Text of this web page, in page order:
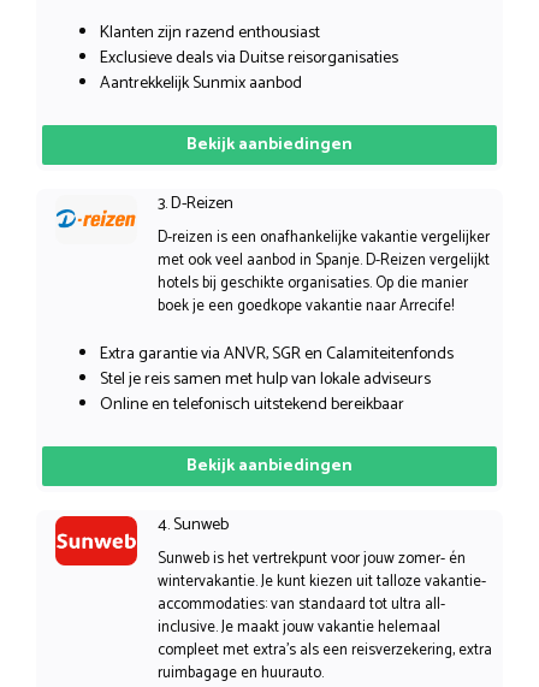
Klanten zijn razend enthousiast
Exclusieve deals via Duitse reisorganisaties
Aantrekkelijk Sunmix aanbod
Bekijk aanbiedingen
3. D-Reizen
D-reizen is een onafhankelijke vakantie vergelijker
met ook veel aanbod in Spanje. D-Reizen vergelijkt
hotels bij geschikte organisaties. Op die manier
boek je een goedkope vakantie naar Arrecife!
Extra garantie via ANVR, SGR en Calamiteitenfonds
Stel je reis samen met hulp van lokale adviseurs
Online en telefonisch uitstekend bereikbaar
Bekijk aanbiedingen
4. Sunweb
Sunweb is het vertrekpunt voor jouw zomer- én
wintervakantie. Je kunt kiezen uit talloze vakantie-
accommodaties: van standaard tot ultra all-
inclusive. Je maakt jouw vakantie helemaal
compleet met extra’s als een reisverzekering, extra
ruimbagage en huurauto.